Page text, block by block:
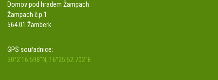
Domov pod hradem Žampach
Žampach č.p.1
564 01 Žamberk
GPS souřadnice:
50°2'16.598"N, 16°25'52.702"E